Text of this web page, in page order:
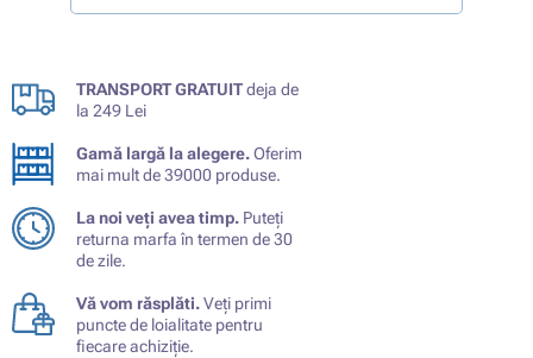
TRANSPORT GRATUITdeja de
la 249 Lei
Gamă largă la alegere.Oferim
mai mult de 39000 produse.
La noi veți avea timp. Puteți
returna marfa în termen de 30
de zile.
Vă vom răsplăti.Veți primi
puncte de loialitate pentru
fiecare achiziție.